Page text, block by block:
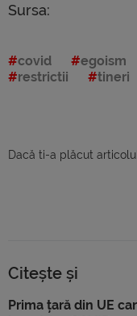
Sursa:
covid egoism
restrictii
tineri
Dacă ti-a plăcut
Citește și
Prima țară din UE